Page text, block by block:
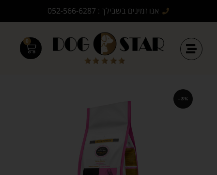
אנו זמינים בשבילך : 052-566-6287
0
-3%